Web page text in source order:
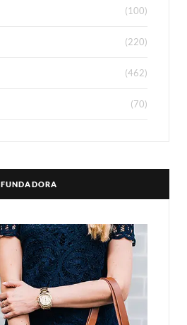
(100)
(220)
(462)
(70)
FUNDADORA